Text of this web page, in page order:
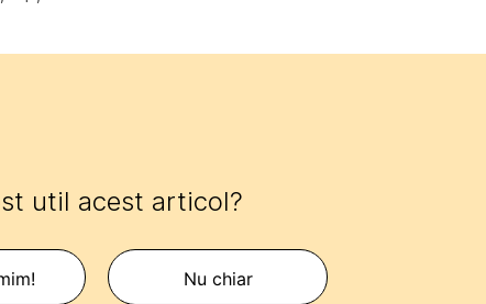
util acest articol?
Nu chiar